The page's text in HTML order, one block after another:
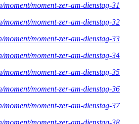
moment-zer-am-dienstag-31
moment-zer-am-dienstag-32
moment-zer-am-dienstag-33
moment-zer-am-dienstag-34
moment-zer-am-dienstag-35
moment-zer-am-dienstag-36
moment-zer-am-dienstag-37
moment-zer-am-dienstag-38